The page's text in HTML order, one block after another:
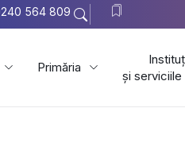
564 809
Primăria
și serviciile